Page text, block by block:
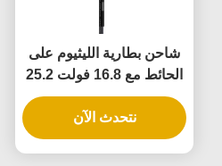
شاحن بطارية الليثيوم على
الحائط مع 16.8 فولت 25.2
فولت الخروج، مادة عازلة
للحريق PC
نتحدث الآن